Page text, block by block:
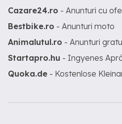
Cazare24.ro - Anunturi cu
Bestbike.ro - Anunturi moto
Animalutul.ro - Anunturi
Startapro.hu - Ingyenes
Quoka.de - Kostenlose